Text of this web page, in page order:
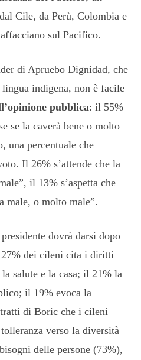
Cile, da Perù, Colombia e
sul Pacifico.
di Apruebo Dignidad, che
indigena, non è facile
pubblica: il 55%
se la caverà bene o molto
una percentuale che
Il 26% s’attende che la
il 13% s’aspetta che
male, o molto male”.
dovrà darsi dopo
dei cileni cita i diritti
salute e la casa; il 21% la
il 19% evoca la
di Boric che i cileni
verso la diversità
delle persone (73%),